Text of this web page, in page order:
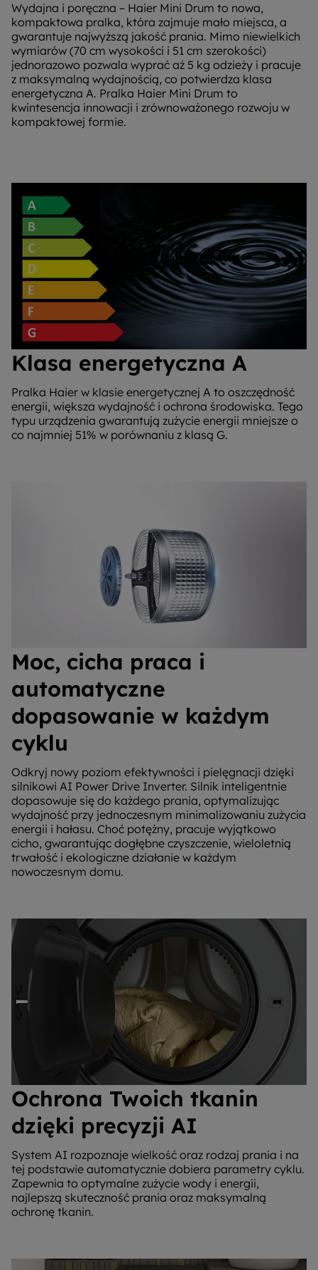
Wydajna i poręczna – Haier Mini Drum to nowa,
kompaktowa pralka, która zajmuje mało miejsca, a
gwarantuje najwyższą jakość prania. Mimo niewielkich
wymiarów (70 cm wysokości i 51 cm szerokości)
jednorazowo pozwala wyprać aż 5 kg odzieży i pracuje
z maksymalną wydajnością, co potwierdza klasa
energetyczna A. Pralka Haier Mini Drum to
kwintesencja innowacji i zrównoważonego rozwoju w
kompaktowej formie.
Klasa energetyczna A
Pralka Haier w klasie energetycznej A to oszczędność
energii, większa wydajność i ochrona środowiska. Tego
typu urządzenia gwarantują zużycie energii mniejsze o
co najmniej 51% w porównaniu z klasą G.
Moc, cicha praca i
automatyczne
dopasowanie w każdym
cyklu
Odkryj nowy poziom efektywności i pielęgnacji dzięki
silnikowi AI Power Drive Inverter. Silnik inteligentnie
dopasowuje się do każdego prania, optymalizując
wydajność przy jednoczesnym minimalizowaniu zużycia
energii i hałasu. Choć potężny, pracuje wyjątkowo
cicho, gwarantując dogłębne czyszczenie, wieloletnią
trwałość i ekologiczne działanie w każdym
nowoczesnym domu.
Ochrona Twoich tkanin
dzięki precyzji AI
System AI rozpoznaje wielkość oraz rodzaj prania i na
tej podstawie automatycznie dobiera parametry cyklu.
Zapewnia to optymalne zużycie wody i energii,
najlepszą skuteczność prania oraz maksymalną
ochronę tkanin.